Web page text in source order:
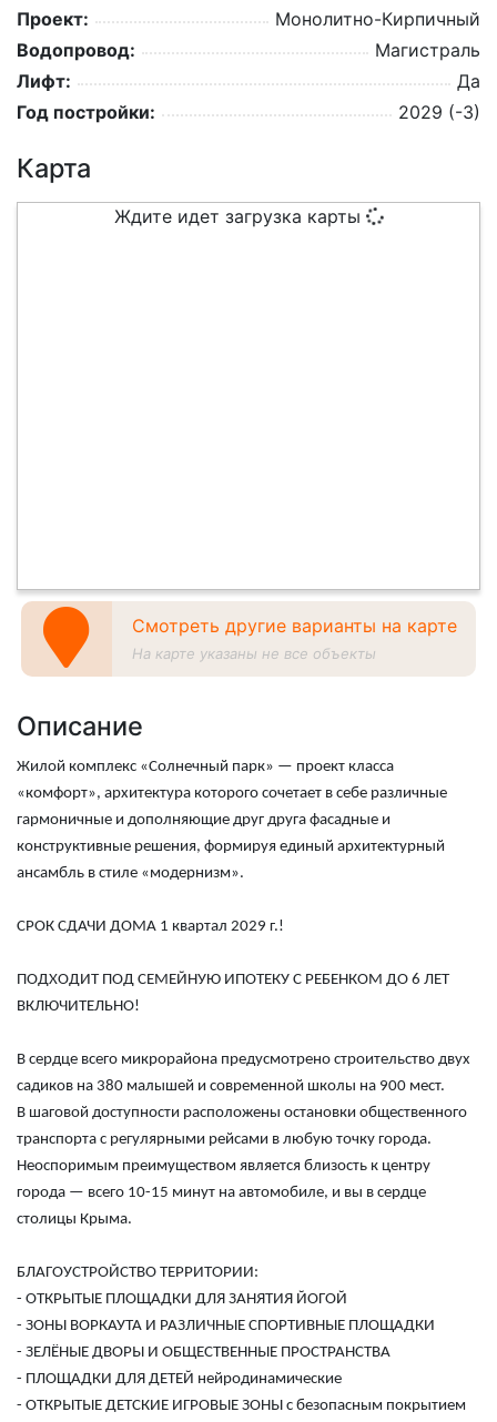
Проект:
Монолитно-Кирпичный
Водопровод:
Магистраль
Лифт:
Да
Год постройки:
2029 (-3)
Карта
Ждите идет загрузка карты
Смотреть другие варианты на карте
На карте указаны не все объекты
Описание
Жилой комплекс «Солнечный парк» — проект класса
«комфорт», архитектура которого сочетает в себе различные
гармоничные и дополняющие друг друга фасадные и
конструктивные решения, формируя единый архитектурный
ансамбль в стиле «модернизм».
СРОК СДАЧИ ДОМА 1 квартал 2029 г.!
ПОДХОДИТ ПОД СЕМЕЙНУЮ ИПОТЕКУ С РЕБЕНКОМ ДО 6 ЛЕТ
ВКЛЮЧИТЕЛЬНО!
В сердце всего микрорайона предусмотрено строительство двух
садиков на 380 малышей и современной школы на 900 мест.
В шаговой доступности расположены остановки общественного
транспорта с регулярными рейсами в любую точку города.
Неоспоримым преимуществом является близость к центру
города — всего 10-15 минут на автомобиле, и вы в сердце
столицы Крыма.
БЛАГОУСТРОЙСТВО ТЕРРИТОРИИ:
- ОТКРЫТЫЕ ПЛОЩАДКИ ДЛЯ ЗАНЯТИЯ ЙОГОЙ
- ЗОНЫ ВОРКАУТА И РАЗЛИЧНЫЕ СПОРТИВНЫЕ ПЛОЩАДКИ
- ЗЕЛЁНЫЕ ДВОРЫ И ОБЩЕСТВЕННЫЕ ПРОСТРАНСТВА
- ПЛОЩАДКИ ДЛЯ ДЕТЕЙ нейродинамические
- ОТКРЫТЫЕ ДЕТСКИЕ ИГРОВЫЕ ЗОНЫ с безопасным покрытием